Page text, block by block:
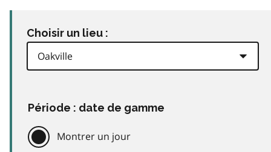
Choisir un lieu :
Période : date de gamme
Montrer un jour